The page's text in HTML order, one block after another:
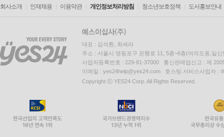
회사소개 인재채용 이용약관 개인정보처리방침 청소년보호정책 도서홍보안내
대표 : 김석환, 최세라
주소 : 서울시 영등포구 은행로 11, 5층~6층(여의도동,일신
사업자등록번호 : 229-81-37000 통신판매업신고 : 제
이메일 : yes24help@yes24.com 호스팅 서비스사업자 :
Copyright ⓒ YES24 Corp. All Rights Reserved.